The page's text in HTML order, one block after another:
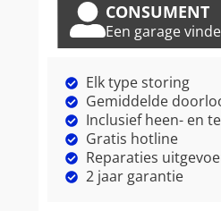
CONSUMENT
Een garage
Elk type storing
Gemiddelde
Inclusief heen- en
Gratis hotline
Reparaties
2 jaar garantie